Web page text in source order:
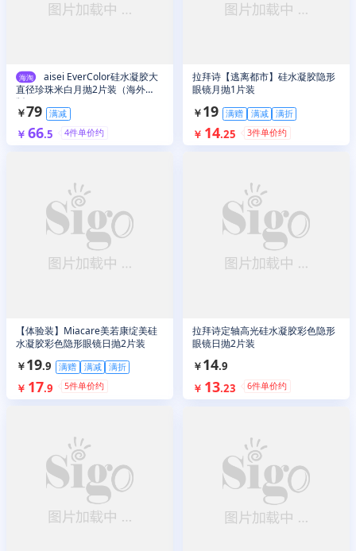
海淘
aisei EverColor硅水凝胶大
直径珍珠米白月抛2片装（海外
版）
￥79 满减
￥ 66.5 4件单价约
拉拜诗【逃离都市】硅水凝胶隐形
眼镜月抛1片装
￥19 满赠 满减 满折
￥ 14.25 3件单价约
【体验装】Miacare美若康绽美硅
水凝胶彩色隐形眼镜日抛2片装
￥19.9 满赠 满减 满折
￥ 17.9 5件单价约
拉拜诗定轴高光硅水凝胶彩色隐形
眼镜日抛2片装
￥14.9
￥ 13.23 6件单价约